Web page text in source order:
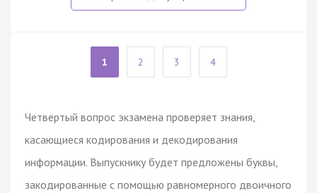
1 2 3 4
Четвертый вопрос экзамена проверяет знания,
касающиеся кодирования и декодирования
информации. Выпускнику будет предложены буквы,
закодированные с помощью равномерного двоичного